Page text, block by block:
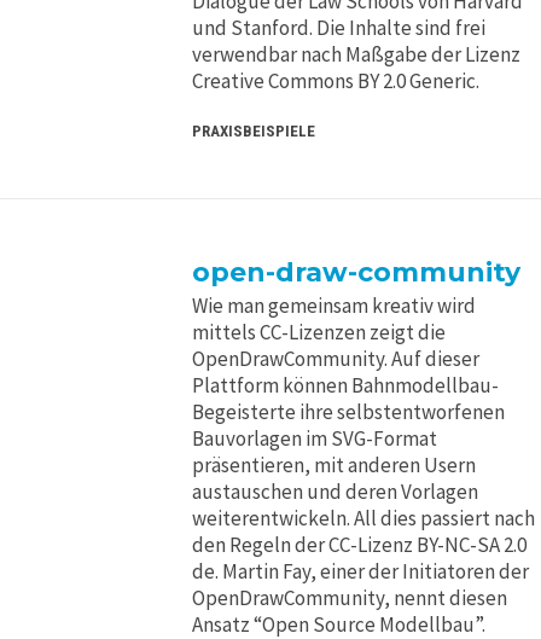
und Stanford. Die Inhalte sind frei
verwendbar nach Maßgabe der Lizenz
Creative Commons BY 2.0 Generic.
PRAXISBEISPIELE
open-draw-community
Wie man gemeinsam kreativ wird
mittels CC-Lizenzen zeigt die
OpenDrawCommunity. Auf dieser
Plattform können Bahnmodellbau-
Begeisterte ihre selbstentworfenen
Bauvorlagen im SVG-Format
präsentieren, mit anderen Usern
austauschen und deren Vorlagen
weiterentwickeln. All dies passiert nach
den Regeln der CC-Lizenz BY-NC-SA 2.0
de. Martin Fay, einer der Initiatoren der
OpenDrawCommunity, nennt diesen
Ansatz “Open Source Modellbau”.